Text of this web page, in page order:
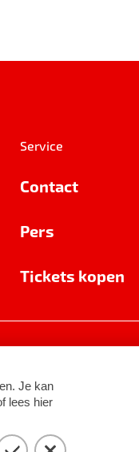
Service
Contact
Pers
Tickets kopen